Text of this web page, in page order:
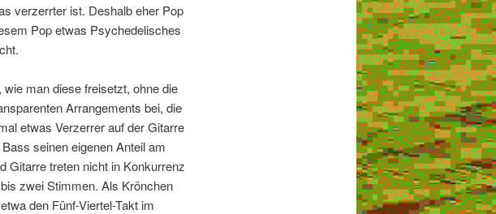
verzerrter ist. Deshalb eher Pop
Pop etwas Psychedelisches
man diese freisetzt, ohne die
Arrangements bei, die
etwas Verzerrer auf der Gitarre
seinen eigenen Anteil am
Gitarre treten nicht in Konkurrenz
zwei Stimmen. Als Krönchen
den Fünf-Viertel-Takt im